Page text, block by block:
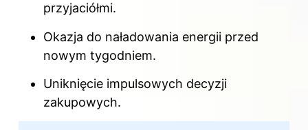
przyjaciółmi.
Okazja do naładowania energii przed
nowym tygodniem.
Uniknięcie impulsowych decyzji
zakupowych.